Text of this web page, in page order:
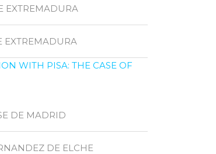
EXTREMADURA
EXTREMADURA
WITH PISA: THE CASE OF
DE MADRID
DE ELCHE